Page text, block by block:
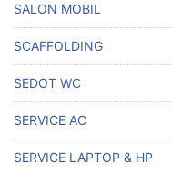
SALON MOBIL
SCAFFOLDING
SEDOT WC
SERVICE AC
SERVICE LAPTOP & HP